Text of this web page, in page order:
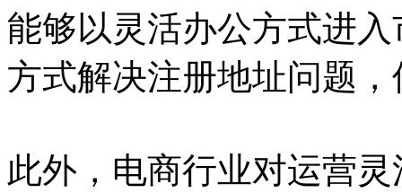
能够以灵活办公方式进
方式解决注册地址问题
此外，电商行业对运营